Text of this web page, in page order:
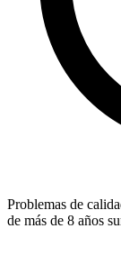
Problemas de
de más de 8 años